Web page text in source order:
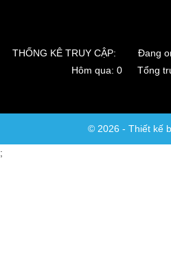
THỐNG KÊ TRUY CẬP:
Đang
Hôm qua: 0 Tổng
© 2026 - Thiết kế
;